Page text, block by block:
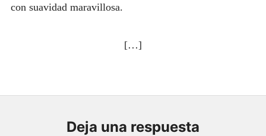
con suavidad maravillosa.
[…]
Deja una respuesta